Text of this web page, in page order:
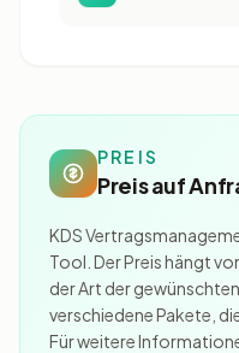
PREIS
Preis auf
KDS
Tool. Der Preis hängt
der Art der
verschiedene Pakete,
Für weitere